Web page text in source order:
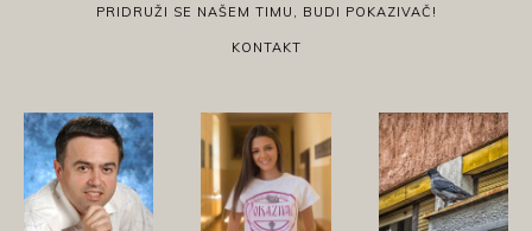
PRIDRUŽI SE NAŠEM TIMU, BUDI POKAZIVAČ!
KONTAKT